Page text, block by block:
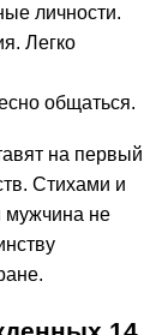
личности.
Легко
общаться.
на первый
Стихами и
мужчина не